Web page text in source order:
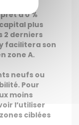
à 0 %
plus
2 derniers
facilitera son
zone A.
neufs ou
Pour
moins
l’utiliser
ciblées